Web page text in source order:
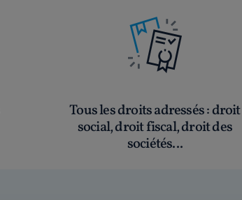
Tous les droits adressés: droit
social, droit fiscal, droit des
sociétés...